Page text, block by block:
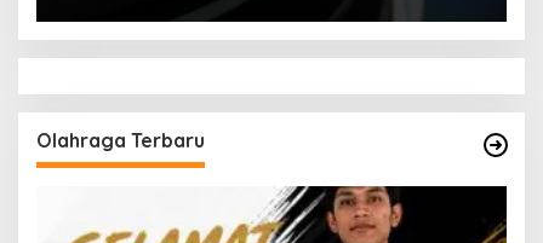
Olahraga Terbaru